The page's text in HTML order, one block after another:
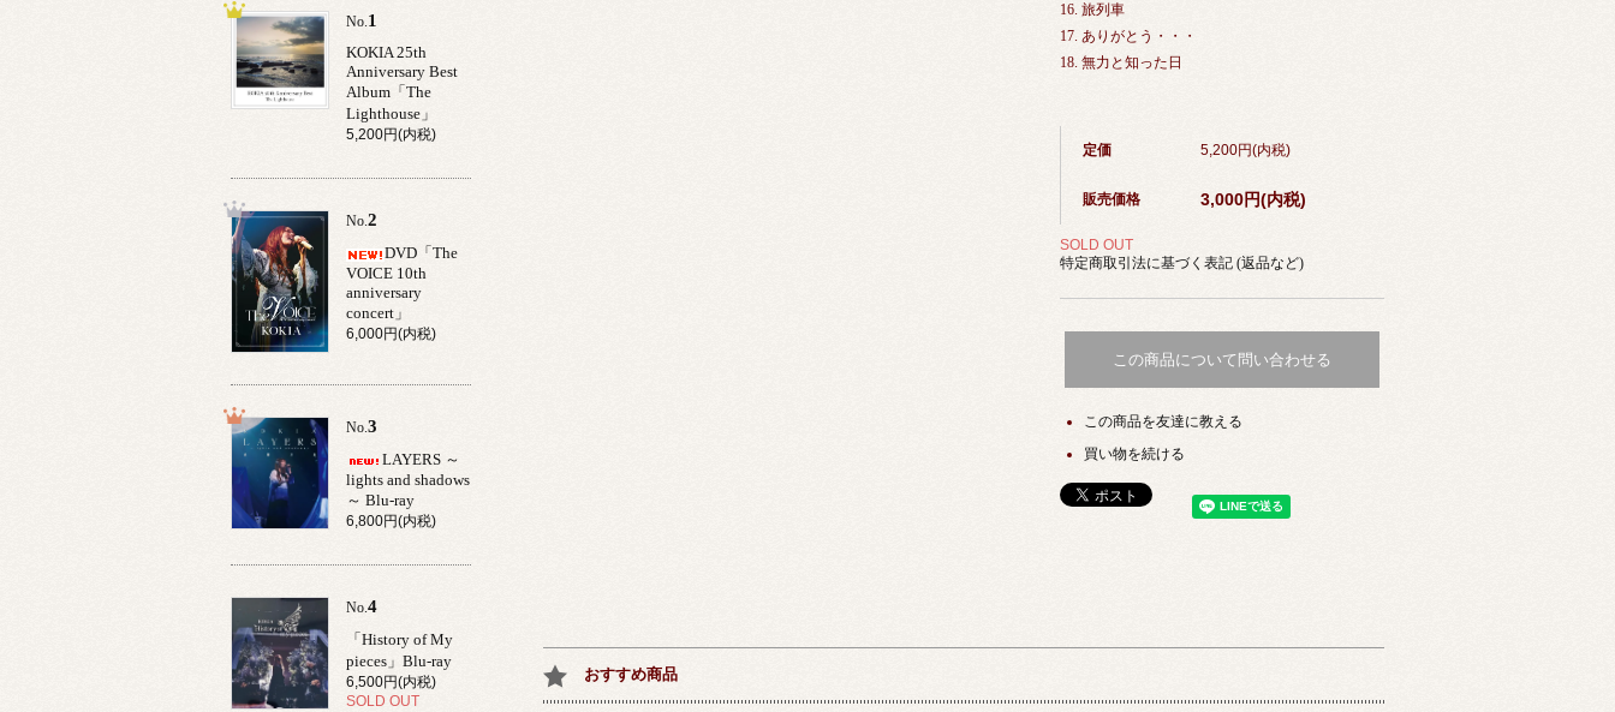
16. 旅列車
17. ありがとう・・・
18. 無力と知った日
定価 5,200円(内税)
販売価格 3,000円(内税)
SOLD OUT
特定商取引法に基づく表記 (返品など)
この商品について問い合わせる
この商品を友達に教える
買い物を続ける
おすすめ商品
No.1
KOKIA 25th
Anniversary Best
Album「The
Lighthouse」
5,200円(内税)
No.2
DVD「The
VOICE 10th
anniversary
concert」
6,000円(内税)
No.3
LAYERS ～
lights and shadows
～ Blu-ray
6,800円(内税)
No.4
「History of My
pieces」Blu-ray
6,500円(内税)
SOLD OUT